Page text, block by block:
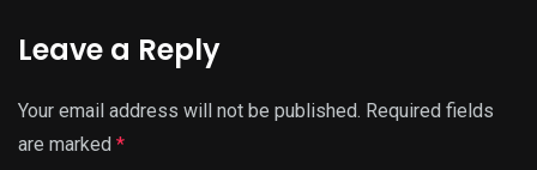
Leave a Reply
Your email address will not be published. Required fields
are marked *